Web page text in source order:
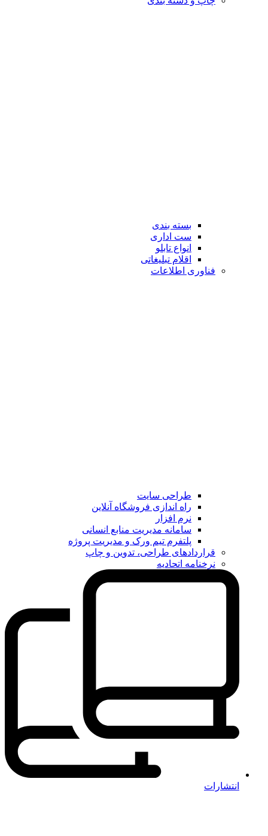
بسته بندی
ست اداری
انواع تابلو
اقلام تبلیغاتی
فناوری اطلاعات
طراحی سایت
راه اندازی فروشگاه آنلاین
نرم افزار
سامانه مدیریت منابع انسانی
پلتفرم تیم ورک و مدیریت پروژه
قراردادهای طراحی، تدوین و چاپ
نرخنامه اتحادیه
انتشارات